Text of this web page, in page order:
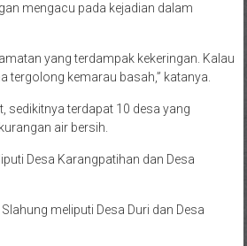
mengacu pada kejadian dalam
yang terdampak kekeringan. Kalau
tergolong kemarau basah,” katanya.
sedikitnya terdapat 10 desa yang
air bersih.
Desa Karangpatihan dan Desa
meliputi Desa Duri dan Desa